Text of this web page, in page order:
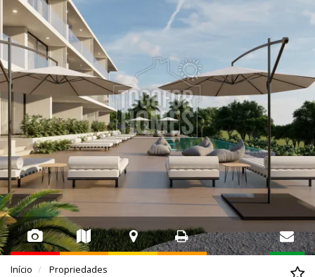
Início Propriedades